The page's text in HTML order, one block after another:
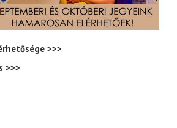
>>>
>>>